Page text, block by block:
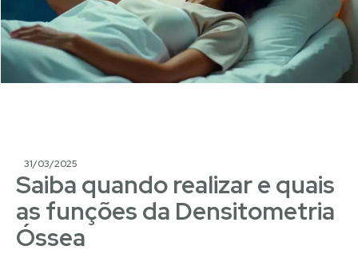
31/03/2025
Saiba quando realizar e quais
as funções da Densitometria
Óssea